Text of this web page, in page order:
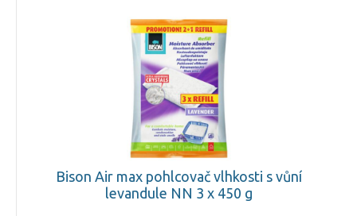
Bison Air max pohlcovač vlhkosti s vůní
levandule NN 3 x 450 g